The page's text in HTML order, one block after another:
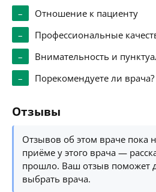
–
Отношение к пациенту
–
Профессиональные
–
Внимательность и
–
Порекомендуете ли врача?
Отзывы
Отзывов об этом враче пока
приёме у этого врача —
прошло. Ваш отзыв поможет
выбрать врача.